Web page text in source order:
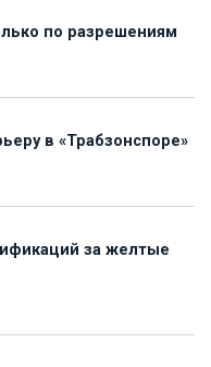
по разрешениям
в «Трабзонспоре»
за желтые